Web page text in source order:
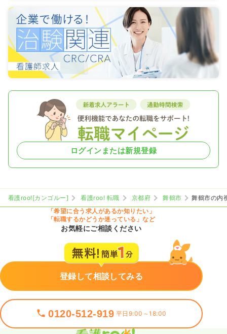
ログインまたは新規登録
看護roo![カンゴルー] 看護roo! 転職 京都府 舞鶴市
舞鶴市の内
「希望に合う求人があるか知りたい」
「転職するかどうか迷っている」など
お気軽にご相談ください
登録して相談してみる
0120-512-919 平日9:00～18:00